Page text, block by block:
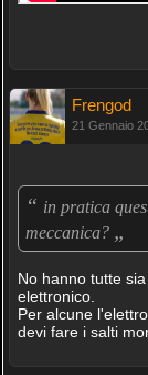
Frengod
21 Gennaio
“ in pratica
meccanica? „
No hanno tutte
elettronico.
Per alcune
devi fare i salti